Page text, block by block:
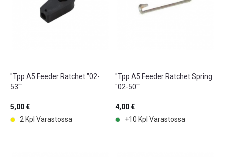
"Tpp A5 Feeder Ratchet "02-
53""
5,00 €
2 Kpl Varastossa
"Tpp A5 Feeder Ratchet Spring
"02-50""
4,00 €
+10 Kpl Varastossa